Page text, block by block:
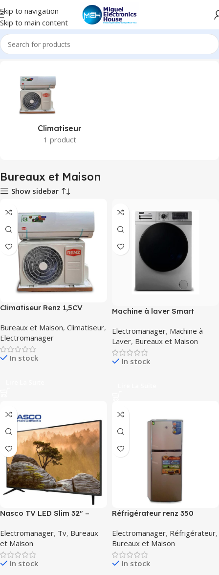
Skip to navigation
Skip to main content
Accueil Bureaux et Maison
Climatiseur
1 product
Bureaux et Maison
Show sidebar
Climatiseur Renz 1,5CV
Bureaux et Maison, Climatiseur,
Electromanager
In stock
Machine à laver Smart
A+
Electromanager, Machine à
Laver, Bureaux et Maison
In stock
Nasco TV LED Slim 32″ –
Régulateur de tension –
HDMI – USB – VGA – Noir
Electromanager, Tv, Bureaux
et Maison
In stock
Réfrigérateur renz 350
Electromanager, Réfrigérateur,
Bureaux et Maison
In stock